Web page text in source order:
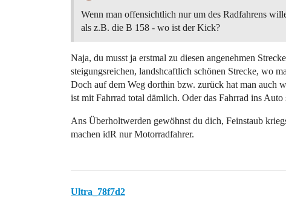
Wenn man offensichtlich nur um des Radfahrens
als z.B. die B 158 - wo ist der Kick?
Naja, du musst ja erstmal zu diesen angenehmen
steigungsreichen, landshcaftlich schönen Strecke, wo
Doch auf dem Weg dorthin bzw. zurück hat man auch
ist mit Fahrrad total dämlich. Oder das Fahrrad ins Auto
Ans Überholtwerden gewöhnst du dich, Feinstaub
machen idR nur Motorradfahrer.
Ultra_78f7d2